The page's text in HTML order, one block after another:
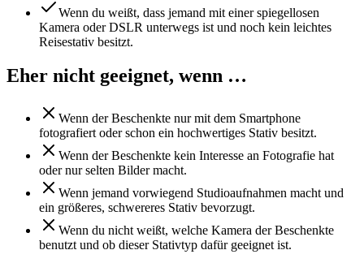
Wenn du weißt, dass jemand mit einer spiegellosen
Kamera oder DSLR unterwegs ist und noch kein leichtes
Reisestativ besitzt.
Eher nicht geeignet, wenn …
Wenn der Beschenkte nur mit dem Smartphone
fotografiert oder schon ein hochwertiges Stativ besitzt.
Wenn der Beschenkte kein Interesse an Fotografie hat
oder nur selten Bilder macht.
Wenn jemand vorwiegend Studioaufnahmen macht und
ein größeres, schwereres Stativ bevorzugt.
Wenn du nicht weißt, welche Kamera der Beschenkte
benutzt und ob dieser Stativtyp dafür geeignet ist.